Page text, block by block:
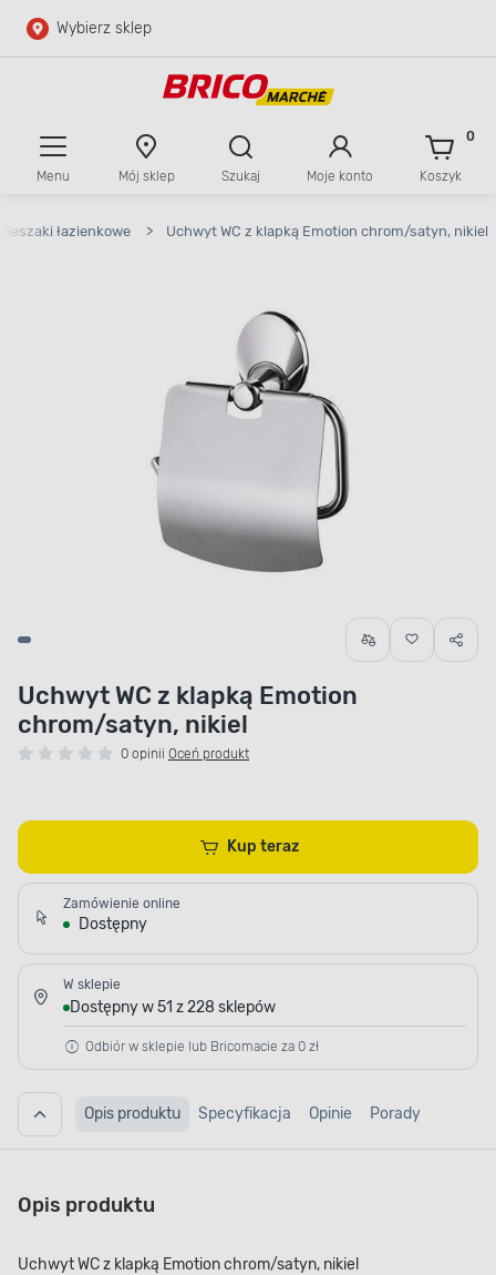
Przejdź do głównej zawartości
Wybierz sklep
Menu Mój sklep Szukaj Moje konto Koszyk
0
łazienkowe > Uchwyt WC z klapką Emotion chrom/satyn, nikiel
Uchwyt WC z klapką Emotion
chrom/satyn, nikiel
0 opinii Oceń produkt
Kup teraz
Zamówienie online
Dostępny
W sklepie
Dostępny w 51 z 228 sklepów
Odbiór w sklepie lub Bricomacie za 0 zł
Opis produktu Specyfikacja Opinie Porady
Opis produktu
Uchwyt WC z klapką Emotion chrom/satyn, nikiel